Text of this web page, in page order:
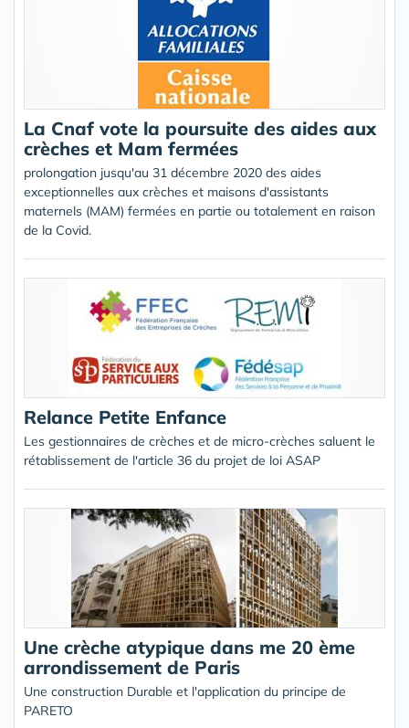
La Cnaf vote la poursuite des aides aux
crèches et Mam fermées
prolongation jusqu'au 31 décembre 2020 des aides
exceptionnelles aux crèches et maisons d'assistants
maternels (MAM) fermées en partie ou totalement en raison
de la Covid.
Relance Petite Enfance
Les gestionnaires de crèches et de micro-crèches saluent le
rétablissement de l'article 36 du projet de loi ASAP
Une crèche atypique dans me 20 ème
arrondissement de Paris
Une construction Durable et l'application du principe de
PARETO